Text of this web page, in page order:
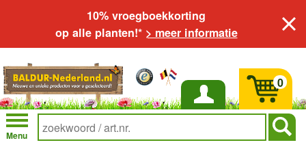
10% vroegboekkorting
op alle planten!* > meer informatie
Inloggen
Menu
0